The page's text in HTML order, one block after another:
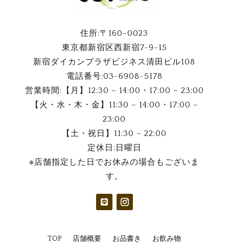
住所:〒160-0023
東京都新宿区西新宿7-9-15
新宿ダイカンプラザビジネス清田ビル108
電話番号:03-6908-5178
営業時間:【月】12:30 – 14:00・17:00 – 23:00
【火・水・木・金】11:30 – 14:00・17:00 –
23:00
【土・祝日】11:30 – 22:00
定休日:日曜日
※店舗指定した日でお休みの場合もございま
す。
TOP 店舗概要 お品書き お飲み物